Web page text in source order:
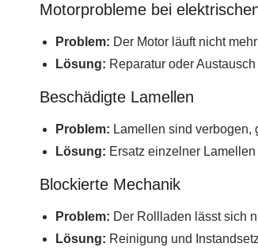
Motorprobleme bei
Problem: Der Motor läuft nicht
Lösung: Reparatur oder
Beschädigte Lamellen
Problem: Lamellen sind verbogen,
Lösung: Ersatz einzelner
Blockierte Mechanik
Problem: Der Rollladen lässt sich
Lösung: Reinigung und